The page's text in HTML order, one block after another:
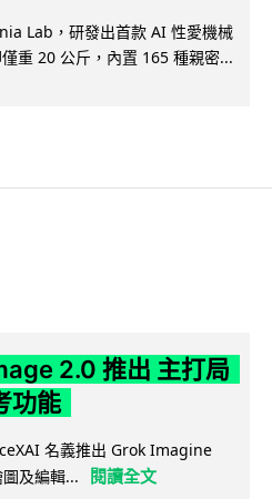
Lab，研發出首款 AI 性愛機械
重 20 公斤，內置 165 種親密...
2.0 推出 主打局
功能
名義推出 Grok Imagine
及編輯...
閱讀全文